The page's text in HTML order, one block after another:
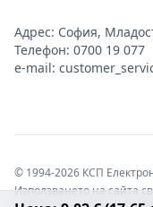
Адрес: София,
Телефон: 0700 19 077
e-mail:
© 1994-2026 КСП
Използването на сайта